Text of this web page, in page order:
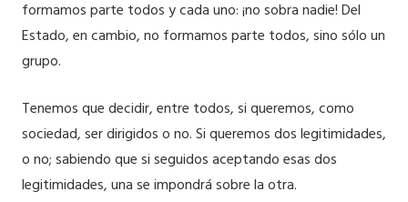
formamos parte todos y cada uno: ¡no sobra nadie! Del
Estado, en cambio, no formamos parte todos, sino sólo un
grupo.
Tenemos que decidir, entre todos, si queremos, como
sociedad, ser dirigidos o no. Si queremos dos legitimidades,
o no; sabiendo que si seguidos aceptando esas dos
legitimidades, una se impondrá sobre la otra.